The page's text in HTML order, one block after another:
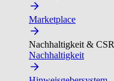
Marketplace
Nachhaltigkeit & CSR
Nachhaltigkeit